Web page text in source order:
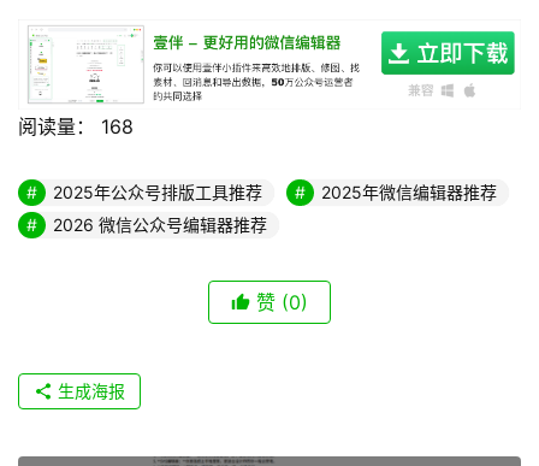
阅读量： 168
2025年公众号排版工具推荐
2025年微信编辑器推荐
2026 微信公众号编辑器推荐
赞 (0)
生成海报